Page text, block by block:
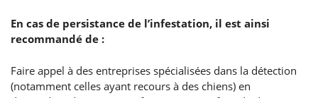
En cas de persistance de l’infestation, il est ainsi
recommandé de :
Faire appel à des entreprises spécialisées dans la détection
(notamment celles ayant recours à des chiens) en